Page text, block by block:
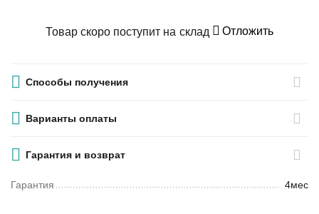
Товар скоро поступит на склад Отложить
Способы получения
Варианты оплаты
Гарантия и возврат
Гарантия 4мес